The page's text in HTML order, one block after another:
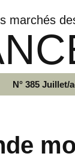
marchés
N° 385 Juillet/